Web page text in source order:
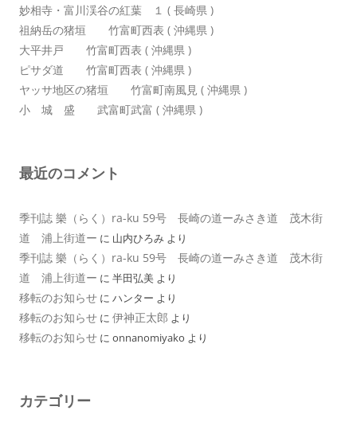
妙相寺・富川渓谷の紅葉 １ ( 長崎県 )
祖納岳の猪垣 竹富町西表 ( 沖縄県 )
大平井戸 竹富町西表 ( 沖縄県 )
ピサダ道 竹富町西表 ( 沖縄県 )
ヤッサ地区の猪垣 竹富町南風見 ( 沖縄県 )
小 城 盛 武富町武富 ( 沖縄県 )
最近のコメント
季刊誌 樂（らく）ra-ku 59号 長崎の道ーみさき道 茂木街
道 浦上街道ー に 山内ひろみ より
季刊誌 樂（らく）ra-ku 59号 長崎の道ーみさき道 茂木街
道 浦上街道ー に 半田弘美 より
移転のお知らせ に ハンター より
移転のお知らせ に 伊神正太郎 より
移転のお知らせ に onnanomiyako より
カテゴリー